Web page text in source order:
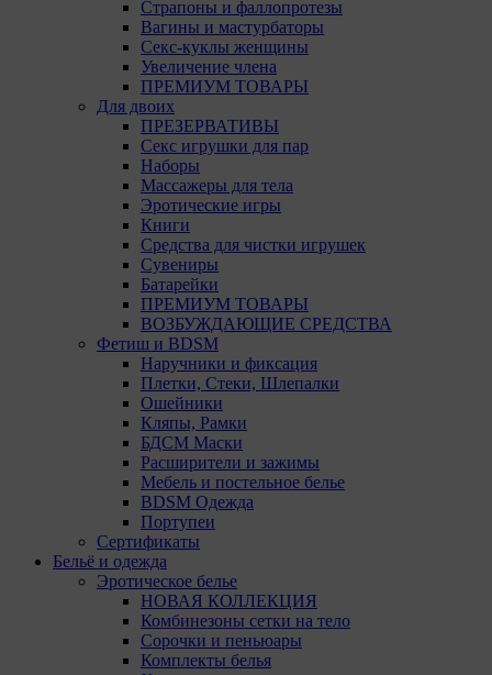
Страпоны и фаллопротезы
Вагины и мастурбаторы
Секс-куклы женщины
Увеличение члена
ПРЕМИУМ ТОВАРЫ
Для двоих
ПРЕЗЕРВАТИВЫ
Секс игрушки для пар
Наборы
Массажеры для тела
Эротические игры
Книги
Средства для чистки игрушек
Сувениры
Батарейки
ПРЕМИУМ ТОВАРЫ
ВОЗБУЖДАЮЩИЕ СРЕДСТВА
Фетиш и BDSM
Наручники и фиксация
Плетки, Стеки, Шлепалки
Ошейники
Кляпы, Рамки
БДСМ Маски
Расширители и зажимы
Мебель и постельное белье
BDSM Одежда
Портупеи
Сертификаты
Бельё и одежда
Эротическое белье
НОВАЯ КОЛЛЕКЦИЯ
Комбинезоны сетки на тело
Сорочки и пеньюары
Комплекты белья